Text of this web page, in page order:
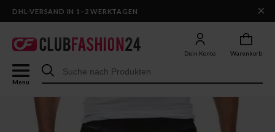
Dein Konto Warenkorb
Menu
DHL-VERSAND IN 1–2 WERKTAGEN ×